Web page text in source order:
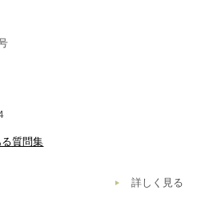
質問集
詳しく見る